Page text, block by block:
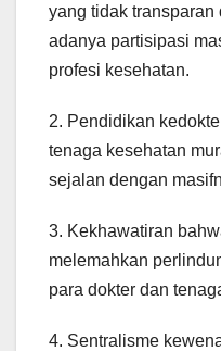
yang tidak transparan
adanya partisipasi
profesi kesehatan.
2. Pendidikan
tenaga kesehatan
sejalan dengan
3. Kekhawatiran
melemahkan
para dokter dan
4. Sentralisme